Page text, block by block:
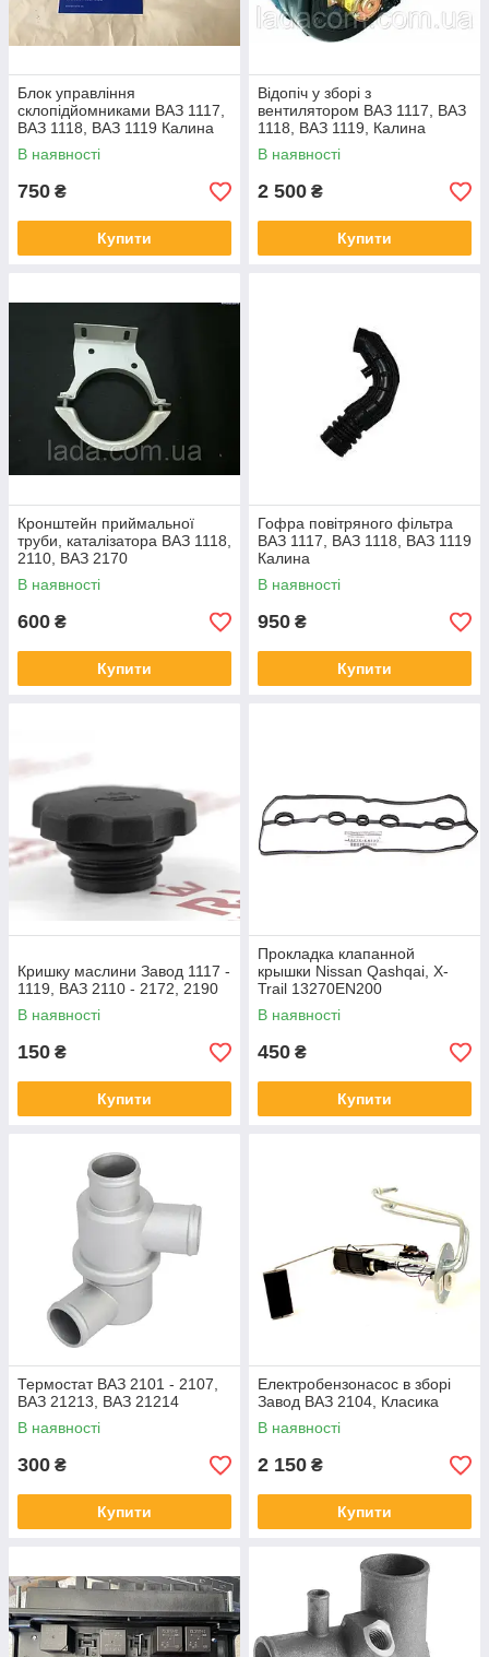
Блок управління
склопідйомниками ВАЗ 1117,
ВАЗ 1118, ВАЗ 1119 Калина
стар. обр.
В наявності
750 ₴
Купити
Відопіч у зборі з
вентилятором ВАЗ 1117, ВАЗ
1118, ВАЗ 1119, Калина
В наявності
2 500 ₴
Купити
Кронштейн приймальної
труби, каталізатора ВАЗ 1118,
2110, ВАЗ 2170
В наявності
600 ₴
Купити
Гофра повітряного фільтра
ВАЗ 1117, ВАЗ 1118, ВАЗ 1119
Калина
В наявності
950 ₴
Купити
Кришку маслини Завод 1117 -
1119, ВАЗ 2110 - 2172, 2190
В наявності
150 ₴
Купити
Прокладка клапанной
крышки Nissan Qashqai, X-
Trail 13270EN200
В наявності
450 ₴
Купити
Термостат ВАЗ 2101 - 2107,
ВАЗ 21213, ВАЗ 21214
В наявності
300 ₴
Купити
Електробензонасос в зборі
Завод ВАЗ 2104, Класика
В наявності
2 150 ₴
Купити